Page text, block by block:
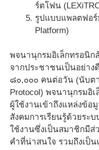
ร์ตโฟน
รูปแบบแพลตฟอร์
Platform)
พจนานุกรมอิเล็กทรอนิก
จากประชาชนเป็นอย่าง
๘๐,๐๐๐ คนต่อวัน (นับต
Protocol) พจนานุกรมอิ
ผู้ใช้งานเข้าถึงแหล่งข้อ
สังคมการเรียนรู้ด้วยระ
ใช้งานซึ่งเป็นสมาชิกมีส่
คำที่น่าสนใจ รวมถึงเป็